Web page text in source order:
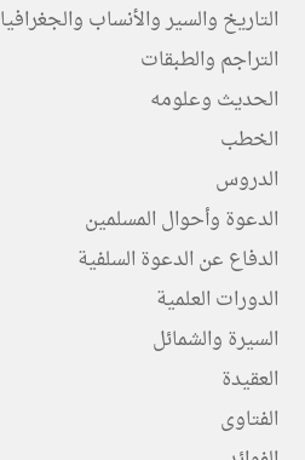
التاريخ والسير والأنساب والجغرافيا
التراجم والطبقات
الحديث وعلومه
الخطب
الدروس
الدعوة وأحوال المسلمين
الدفاع عن الدعوة السلفية
الدورات العلمية
السيرة والشمائل
العقيدة
الفتاوى